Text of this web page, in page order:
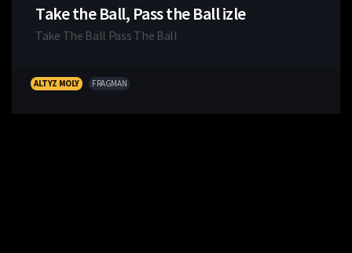
Take the Ball, Pass the Ball izle
Take The Ball Pass The Ball
ALTYZ MOLY FRAGMAN